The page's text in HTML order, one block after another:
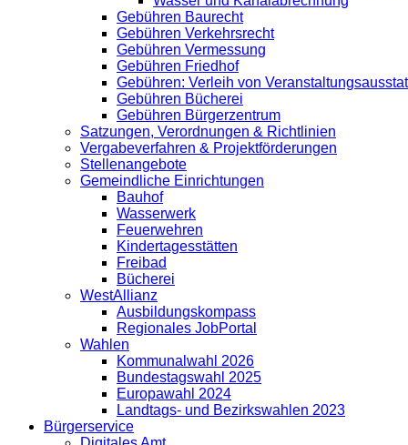
Gebühren Baurecht
Gebühren Verkehrsrecht
Gebühren Vermessung
Gebühren Friedhof
Gebühren: Verleih von
Gebühren Bücherei
Gebühren Bürgerzentrum
Satzungen, Verordnungen & Richtlinien
Vergabeverfahren & Projektförderungen
Stellenangebote
Gemeindliche Einrichtungen
Bauhof
Wasserwerk
Feuerwehren
Kindertagesstätten
Freibad
Bücherei
WestAllianz
Ausbildungskompass
Regionales JobPortal
Wahlen
Kommunalwahl 2026
Bundestagswahl 2025
Europawahl 2024
Landtags- und Bezirkswahlen 2023
Bürgerservice